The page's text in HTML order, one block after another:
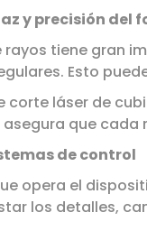
y precisión del
rayos tiene gran
Esto
corte láser de
asegura que
de control
opera el
los detalles,